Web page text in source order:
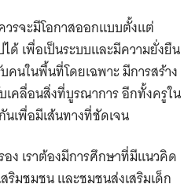
วรจะมีโอกาสออกแบบตั้งแต่
ด้ เพื่อเป็นระบบและมีความยั่งยืน
นในพื้นที่โดยเฉพาะ มีการสร้าง
เคลื่อนสิ่งที่บูรณาการ อีกทั้งครูใน
นเพื่อมีเส้นทางที่ชัดเจน
เราต้องมีการศึกษาที่มีแนวคิด
ริมชุมชน และชุมชนส่งเสริมเด็ก